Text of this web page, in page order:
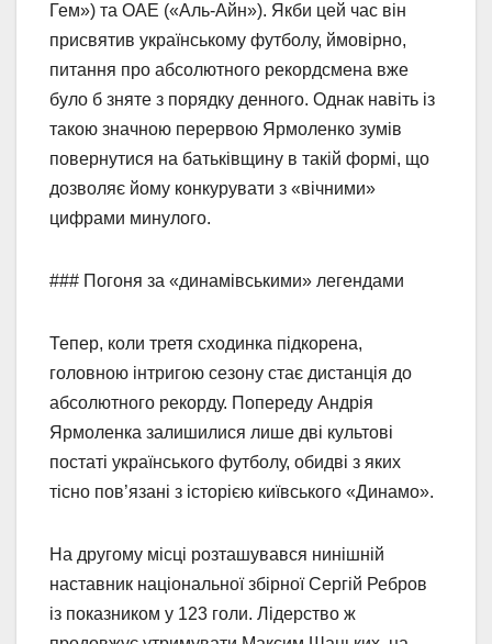
Гем») та ОАЕ («Аль-Айн»). Якби цей час він
присвятив українському футболу, ймовірно,
питання про абсолютного рекордсмена вже
було б зняте з порядку денного. Однак навіть із
такою значною перервою Ярмоленко зумів
повернутися на батьківщину в такій формі, що
дозволяє йому конкурувати з «вічними»
цифрами минулого.
### Погоня за «динамівськими» легендами
Тепер, коли третя сходинка підкорена,
головною інтригою сезону стає дистанція до
абсолютного рекорду. Попереду Андрія
Ярмоленка залишилися лише дві культові
постаті українського футболу, обидві з яких
тісно пов’язані з історією київського «Динамо».
На другому місці розташувався нинішній
наставник національної збірної Сергій Ребров
із показником у 123 голи. Лідерство ж